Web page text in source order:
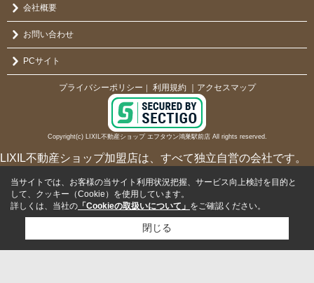
会社概要
お問い合わせ
PCサイト
プライバシーポリシー 利用規約 ｜アクセスマップ
Copyright(c) LIXIL不動産ショップ エフタウン鴻巣駅前店 All rights reserved.
LIXIL不動産ショップ加盟店は、すべて独立自営の会社です。
当サイトでは、お客様の当サイト利用状況把握、サービス向上検討を目的と
して、クッキー（Cookie）を使用しています。
詳しくは、当社の 「Cookieの取扱いについて」 をご確認ください。
閉じる